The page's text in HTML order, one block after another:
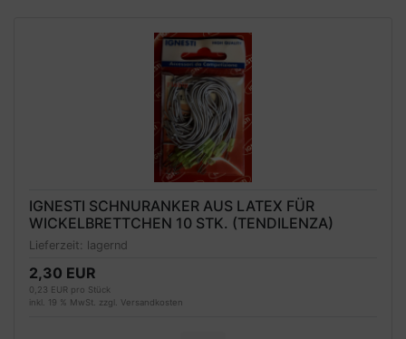
IGNESTI SCHNURANKER AUS LATEX FÜR
WICKELBRETTCHEN 10 STK. (TENDILENZA)
Lieferzeit: lagernd
2,30 EUR
0,23 EUR pro Stück
inkl. 19 % MwSt. zzgl. Versandkosten